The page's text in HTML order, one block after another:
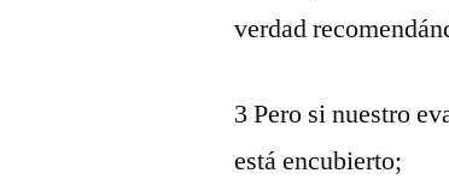
verdad
3 Pero si nuestro
está encubierto;